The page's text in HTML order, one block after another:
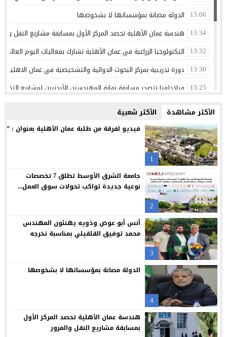
15:06 الدولة مصانة بمؤسساتها لا بشخوصها
13:34 هندسة عمان الأهلية تحصد المركز الأول بمسابقة مشاريع النقل
13:32 التكنولوجيا الزراعية في عمان الأهلية تشارك بفعاليات اليوم العالمي
13:30 دورة تدريبية بمركز البحوث الدوائية والتشخيصية في عمان
13:25 فيلادلفيا تتصدر مسابقة نقابة المهندسين الأردنيين لمشاريع
الرواد ضمن قائمة فوربس لأقوى الرؤساء التنفيذيين في الشرق
13:11 الجامعات الأردنية… استثمار في الإنسان وصناعة المستقبل
00:36 ذكرى تولي الشيخ زايد بن سلطان ال نهيان مقاليد الحكم في أبو
20:02 الإعلامي أحمد القاسم يشكر الفريق الطبي في مستشفى البشير
23:16 مركز جامعة الزيتونة الأردنية الصحي يعزز خدماته المجانية ويواصل
23:12 جامعة الزيتونة الأردنية تحتفل بتخريج الفوج الثلاثين من طلبتها
21:09 “العلوم التطبيقية” تحتضن “بالعربي – عمّان”.. ملتقى المبدعين
الأكثر مشاهدة الأكثر شعبية
1
فيديو لفرقة من طلبة عمان الأهلية بعنوان : ”
2
جامعة الشرق الأوسط تطلق 7 تخصصات
نوعية جديدة تواكب تحولات سوق العمل...
3
أنس أبو عوض وذويه يهنئون المهندس
محمد توفيق القلقيلي بمناسبة تخرجه
4
الدولة مصانة بمؤسساتها لا بشخوصها
هندسة عمان الأهلية تحصد المركز الأول
بمسابقة مشاريع النقل والمرور